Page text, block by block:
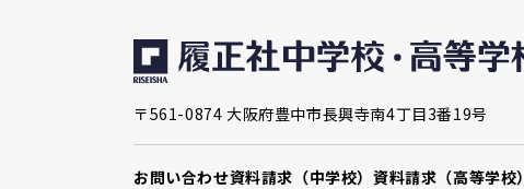
〒561-0874 大阪府豊中市長興寺南4丁目3番19号
お問い合わせ資料請求（中学校）資料請求（高等学校）